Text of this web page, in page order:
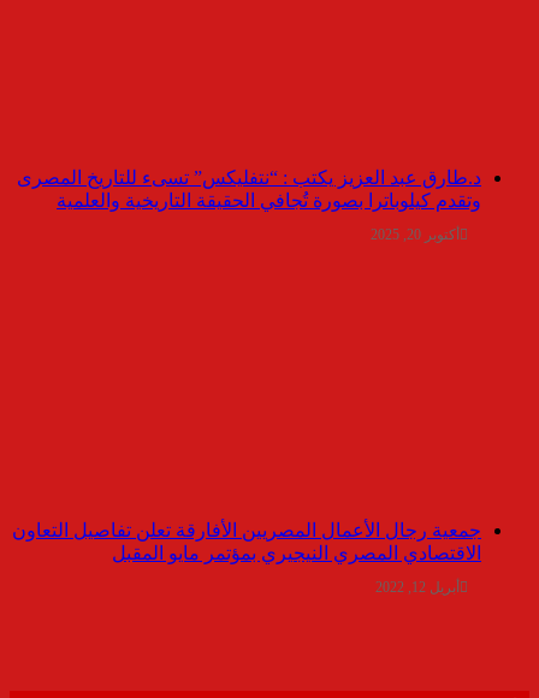
د.طارق عبد العزيز يكتب : “نتفليكس” تسىء للتاريخ المصرى
وتقدم كيلوباترا بصورة تُجافي الحقيقة التاريخية والعلمية
أكتوبر 20, 2025
جمعية رجال الأعمال المصريين الأفارقة تعلن تفاصيل التعاون
الاقتصادي المصري النيجيري بمؤتمر مايو المقبل
أبريل 12, 2022